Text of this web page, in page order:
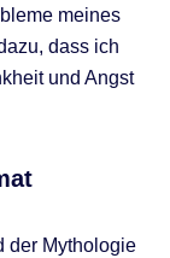
meines
dass ich
und Angst
der Mythologie